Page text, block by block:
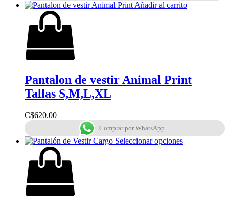
Añadir al carrito
Pantalon de vestir Animal Print
Tallas S,M,L,XL
C$620.00
Comprar por WhatsApp
Seleccionar opciones